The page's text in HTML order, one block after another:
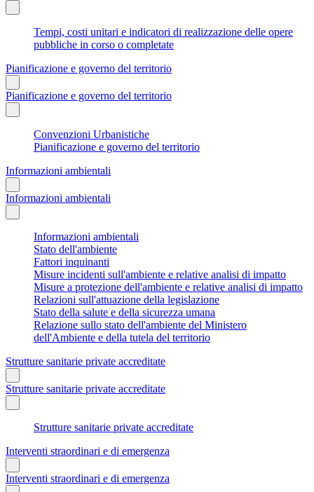
Tempi, costi unitari e indicatori di realizzazione delle opere
pubbliche in corso o completate
Pianificazione e governo del territorio
Pianificazione e governo del territorio
Convenzioni Urbanistiche
Pianificazione e governo del territorio
Informazioni ambientali
Informazioni ambientali
Informazioni ambientali
Stato dell'ambiente
Fattori inquinanti
Misure incidenti sull'ambiente e relative analisi di impatto
Misure a protezione dell'ambiente e relative analisi di impatto
Relazioni sull'attuazione della legislazione
Stato della salute e della sicurezza umana
Relazione sullo stato dell'ambiente del Ministero
dell'Ambiente e della tutela del territorio
Strutture sanitarie private accreditate
Strutture sanitarie private accreditate
Strutture sanitarie private accreditate
Interventi straordinari e di emergenza
Interventi straordinari e di emergenza